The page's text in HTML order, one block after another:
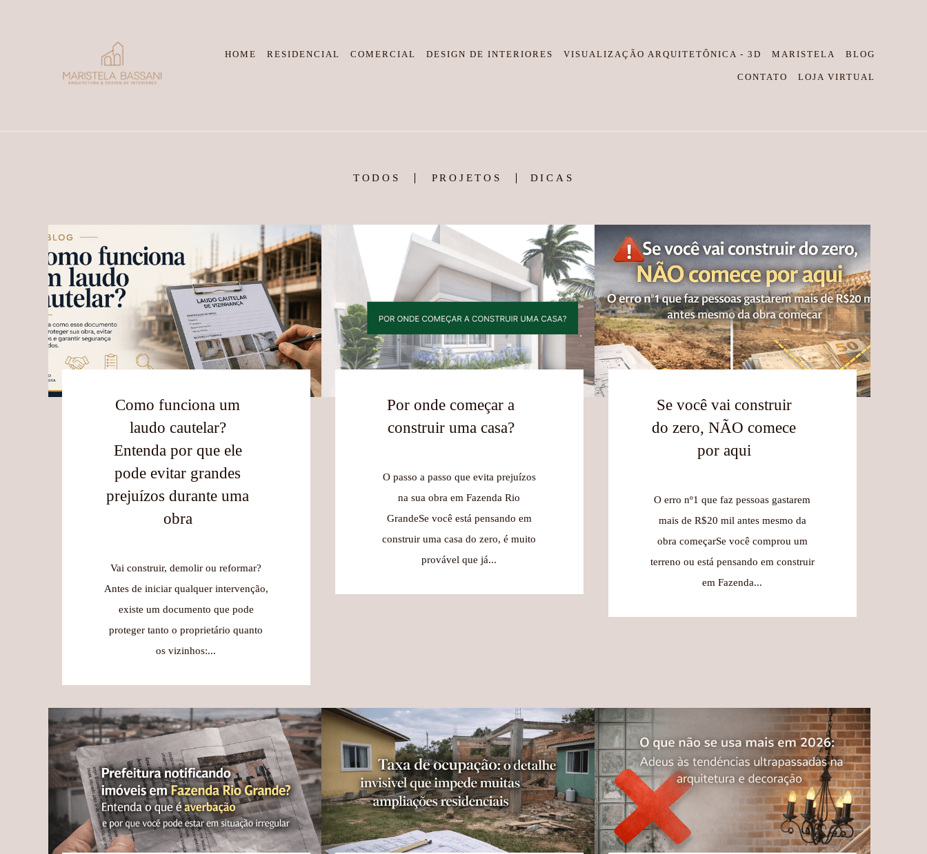
HOME RESIDENCIAL COMERCIAL DESIGN DE INTERIORES VISUALIZAÇÃO ARQUITETÔNICA - 3D MARISTELA BLOG
CONTATO LOJA VIRTUAL
TODOS PROJETOS DICAS
Como funciona um
laudo cautelar?
Entenda por que ele
pode evitar grandes
prejuízos durante uma
obra
Vai construir, demolir ou reformar?
Antes de iniciar qualquer intervenção,
existe um documento que pode
proteger tanto o proprietário quanto
os vizinhos:...
Por onde começar a
construir uma casa?
O passo a passo que evita prejuízos
na sua obra em Fazenda Rio
GrandeSe você está pensando em
construir uma casa do zero, é muito
provável que já...
Se você vai construir
do zero, NÃO comece
por aqui
O erro nº1 que faz pessoas gastarem
mais de R$20 mil antes mesmo da
obra começarSe você comprou um
terreno ou está pensando em construir
em Fazenda...